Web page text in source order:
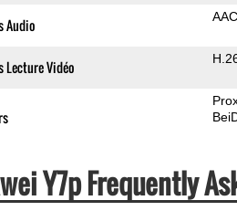
Audio AAC
Lecture Vidéo
Y7p Frequently